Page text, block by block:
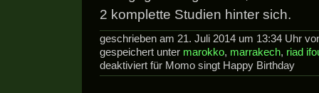
2 komplette Studien hinter sich.
geschrieben am 21. Juli 2014 um 13:34 Uhr
gespeichert unter marokko, marrakech, riad
deaktiviert für Momo singt Happy Birthday